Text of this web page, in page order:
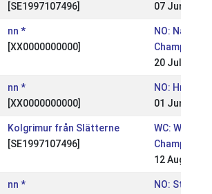
[SE1997107496]
07 Jun 2009
nn *
[XX0000000000]
NO: National
20 Jul 2008
nn *
[XX0000000000]
NO: Hrimnir
01 Jun 2008
Kolgrimur från Slätterne
[SE1997107496]
WC: World
12 Aug 2007
nn *
NO: St.